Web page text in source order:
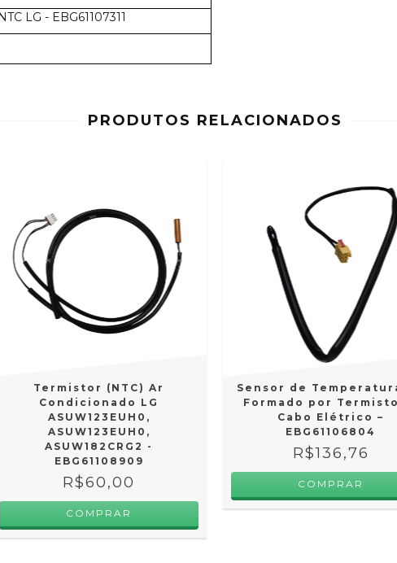
LG - EBG61107311
PRODUTOS RELACIONADOS
Termistor (NTC) Ar
Condicionado LG
ASUW123EUH0,
ASUW123EUH0,
ASUW182CRG2 -
EBG61108909
R$60,00
Sensor de
Formado por
Cabo Elétrico –
EBG61106804
R$136,76